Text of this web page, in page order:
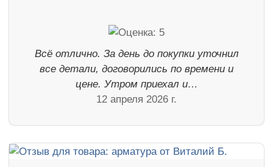
Всё отлично. За день до покупки уточнил
все детали, договорились по времени и
цене. Утром приехал и…
12 апреля 2026 г.